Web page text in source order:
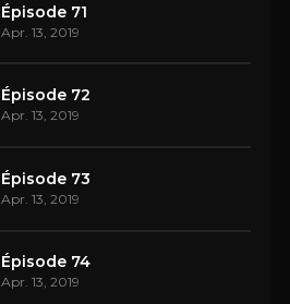
Épisode 71
Apr. 13, 2019
Épisode 72
Apr. 13, 2019
Épisode 73
Apr. 13, 2019
Épisode 74
Apr. 13, 2019